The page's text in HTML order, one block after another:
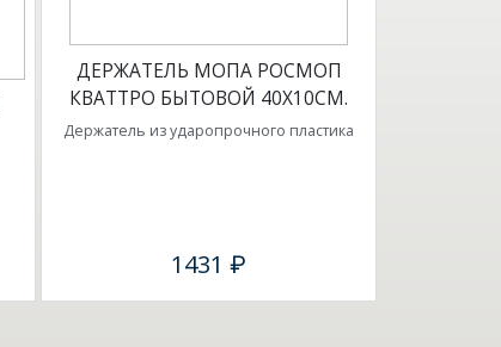
ДЕРЖАТЕЛЬ МОПА РОСМОП
КВАТТРО БЫТОВОЙ 40Х10СМ.
Держатель из ударопрочного пластика
1431 ₽